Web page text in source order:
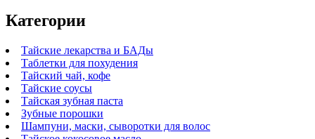
Категории
Тайские лекарства и БАДы
Таблетки для похудения
Тайский чай, кофе
Тайские соусы
Тайская зубная паста
Зубные порошки
Шампуни, маски, сыворотки для волос